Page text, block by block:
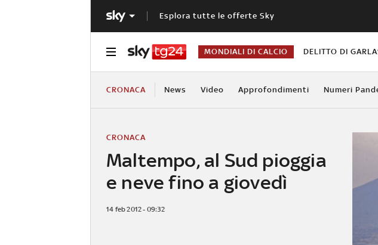
Esplora tutte le offerte Sky
MONDIALI DI CALCIO DELITTO DI
CRONACA News Video Approfondimenti Numeri
Maltempo, al Sud pioggia
e neve fino a giovedì
CRONACA
14 feb 2012 - 09:32